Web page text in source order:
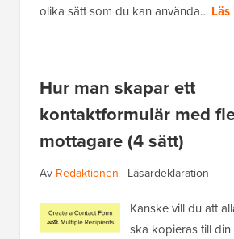
olika sätt som du kan använda…
Hur man skapar ett
kontaktformulär med
mottagare (4 sätt)
Av Redaktionen | Läsardeklaration
Kanske vill du att
ska kopieras till din